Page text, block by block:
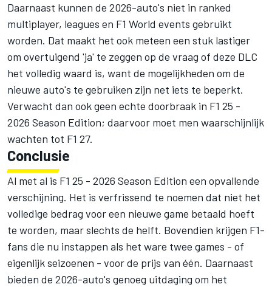
Daarnaast kunnen de 2026-auto's niet in ranked
multiplayer, leagues en F1 World events gebruikt
worden. Dat maakt het ook meteen een stuk lastiger
om overtuigend 'ja' te zeggen op de vraag of deze DLC
het volledig waard is, want de mogelijkheden om de
nieuwe auto's te gebruiken zijn net iets te beperkt.
Verwacht dan ook geen echte doorbraak in F1 25 -
2026 Season Edition; daarvoor moet men waarschijnlijk
wachten tot F1 27.
Conclusie
Al met al is F1 25 - 2026 Season Edition een opvallende
verschijning. Het is verfrissend te noemen dat niet het
volledige bedrag voor een nieuwe game betaald hoeft
te worden, maar slechts de helft. Bovendien krijgen F1-
fans die nu instappen als het ware twee games - of
eigenlijk seizoenen - voor de prijs van één. Daarnaast
bieden de 2026-auto's genoeg uitdaging om het